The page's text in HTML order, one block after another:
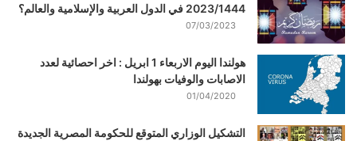
2023/1444 في الدول العربية والإسلامية والعالم؟
07/03/2023
هولندا اليوم الاربعاء 1 ابريل : اخر احصائية لعدد
الاصابات والوفيات بهولندا
01/04/2020
التشكيل الوزاري المتوقع للحكومة المصرية الجديدة